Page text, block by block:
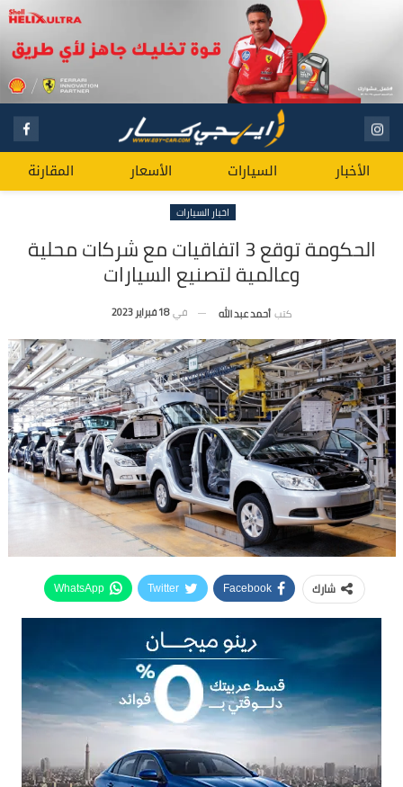
الأخبار السيارات الأسعار المقارنة
اخبار السيارات
الحكومة توقع 3 اتفاقيات مع شركات محلية
وعالمية لتصنيع السيارات
كتب أحمد عبد الله في 18 فبراير 2023
شارك Facebook
Twitter
WhatsApp